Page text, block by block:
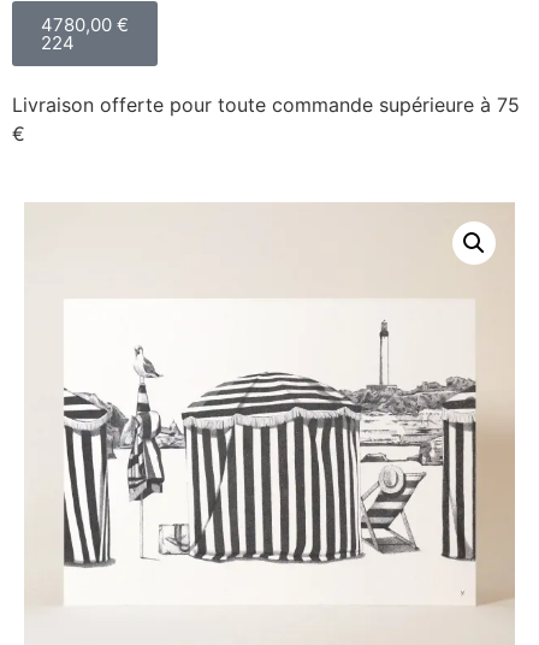
4780,00 €
224
Livraison offerte pour toute commande supérieure à 75
€